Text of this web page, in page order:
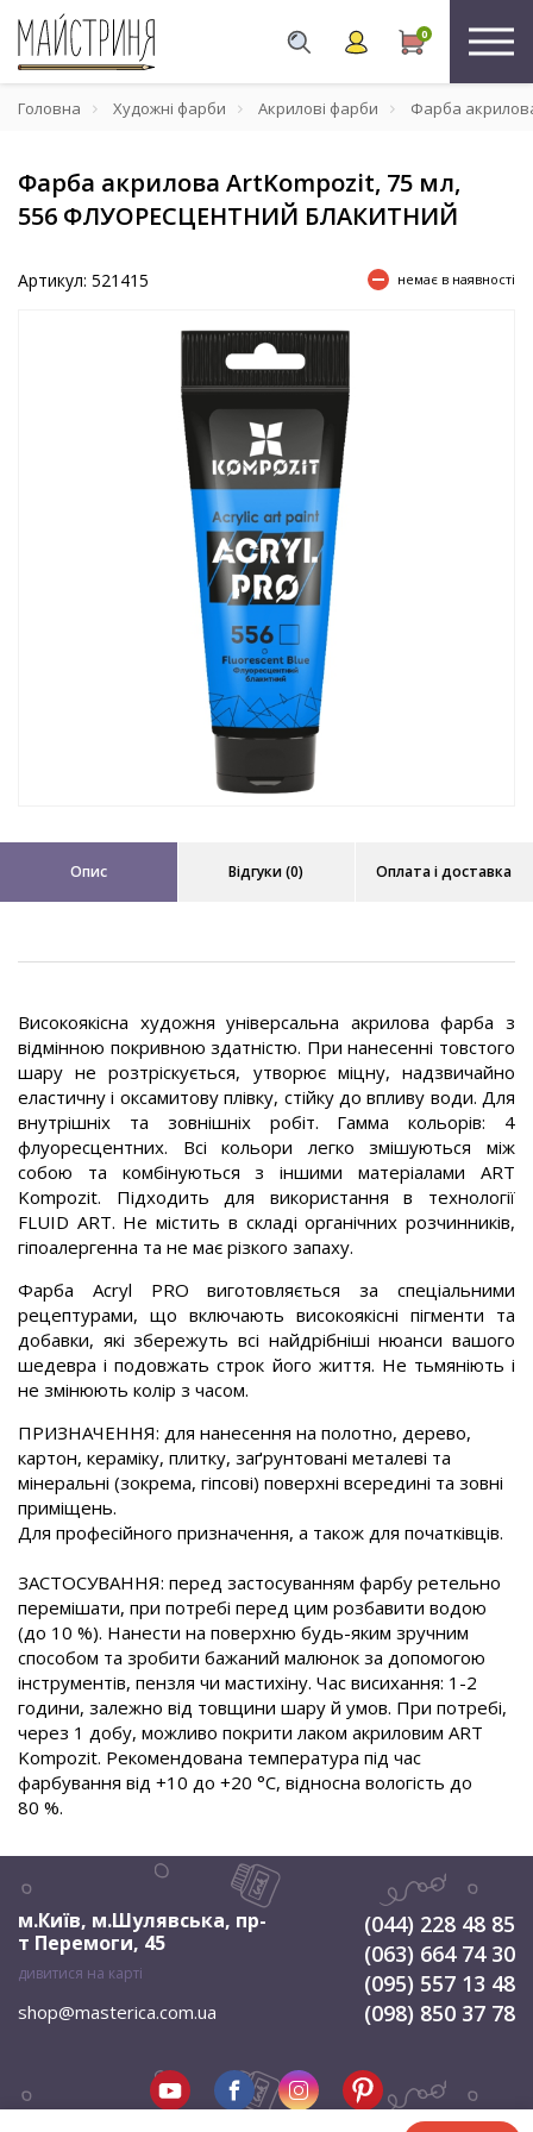
0
Головна Художні фарби Акрилові фарби Фарба
Фарба акрилова ArtKompozit, 75 мл,
556 ФЛУОРЕСЦЕНТНИЙ БЛАКИТНИЙ
Артикул: 521415 немає в наявності
Опис Відгуки (0) Оплата і доставка
Високоякісна художня універсальна акрилова фарба з
відмінною покривною здатністю. При нанесенні товстого
шару не розтріскується, утворює міцну, надзвичайно
еластичну і оксамитову плівку, стійку до впливу води. Для
внутрішніх та зовнішніх робіт. Гамма кольорів: 4
флуоресцентних. Всі кольори легко змішуються між
собою та комбінуються з іншими матеріалами ART
Kompozit. Підходить для використання в технології
FLUID ART. Не містить в складі органічних розчинників,
гіпоалергенна та не має різкого запаху.
Фарба Acryl PRO виготовляється за спеціальними
рецептурами, що включають високоякісні пігменти та
добавки, які збережуть всі найдрібніші нюанси вашого
шедевра і подовжать строк його життя. Не тьмяніють і
не змінюють колір з часом.
ПРИЗНАЧЕННЯ: для нанесення на полотно, дерево,
картон, кераміку, плитку, заґрунтовані металеві та
мінеральні (зокрема, гіпсові) поверхні всередині та зовні
приміщень.
Для професійного призначення, а також для початківців.
ЗАСТОСУВАННЯ: перед застосуванням фарбу ретельно
перемішати, при потребі перед цим розбавити водою
(до 10 %). Нанести на поверхню будь-яким зручним
способом та зробити бажаний малюнок за допомогою
інструментів, пензля чи мастихіну. Час висихання: 1-2
години, залежно від товщини шару й умов. При потребі,
через 1 добу, можливо покрити лаком акриловим ART
Kompozit. Рекомендована температура під час
фарбування від +10 до +20 °С, відносна вологість до
80 %.
м.Київ, м.Шулявська, пр-
т Перемоги, 45
дивитися на карті
shop@masterica.com.ua
(044) 228 48 85
(063) 664 74 30
(095) 557 13 48
(098) 850 37 78